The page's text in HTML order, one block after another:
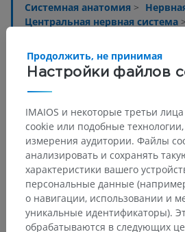
Системная анатомия >
Центральная нервная система >
Задний мозг; мост и мозжечок
Покрышка моста
> Белое
Красноядерно-
Основные структуры:Нет
относящихся к этой части тела
Нейроанатомия человека
Настройки файлов
Продолжить, не принимая
IMAIOS и некоторые третьи
cookie или подобные
измерения аудитории. Файлы
анализировать и сохранять
характеристики вашего
персональные данные
о навигации, использовании и
уникальные идентификаторы).
обрабатываются в следующих